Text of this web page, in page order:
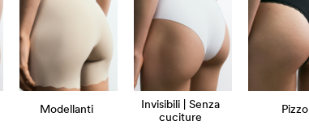
Modellanti
Invisibili | Senza
cuciture
Pizzo